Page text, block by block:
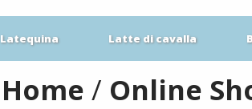
Latequina Latte di cavalla
Home / Online